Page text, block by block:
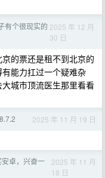
有个很现实的 2025 年 12 月
30 日
的票还是租不到北京的
能力扛过一个疑难杂
城市顶流医生那里看看
2025 年 11 月 19 日
卓，兴奋一
2025 年 11 月
18 日